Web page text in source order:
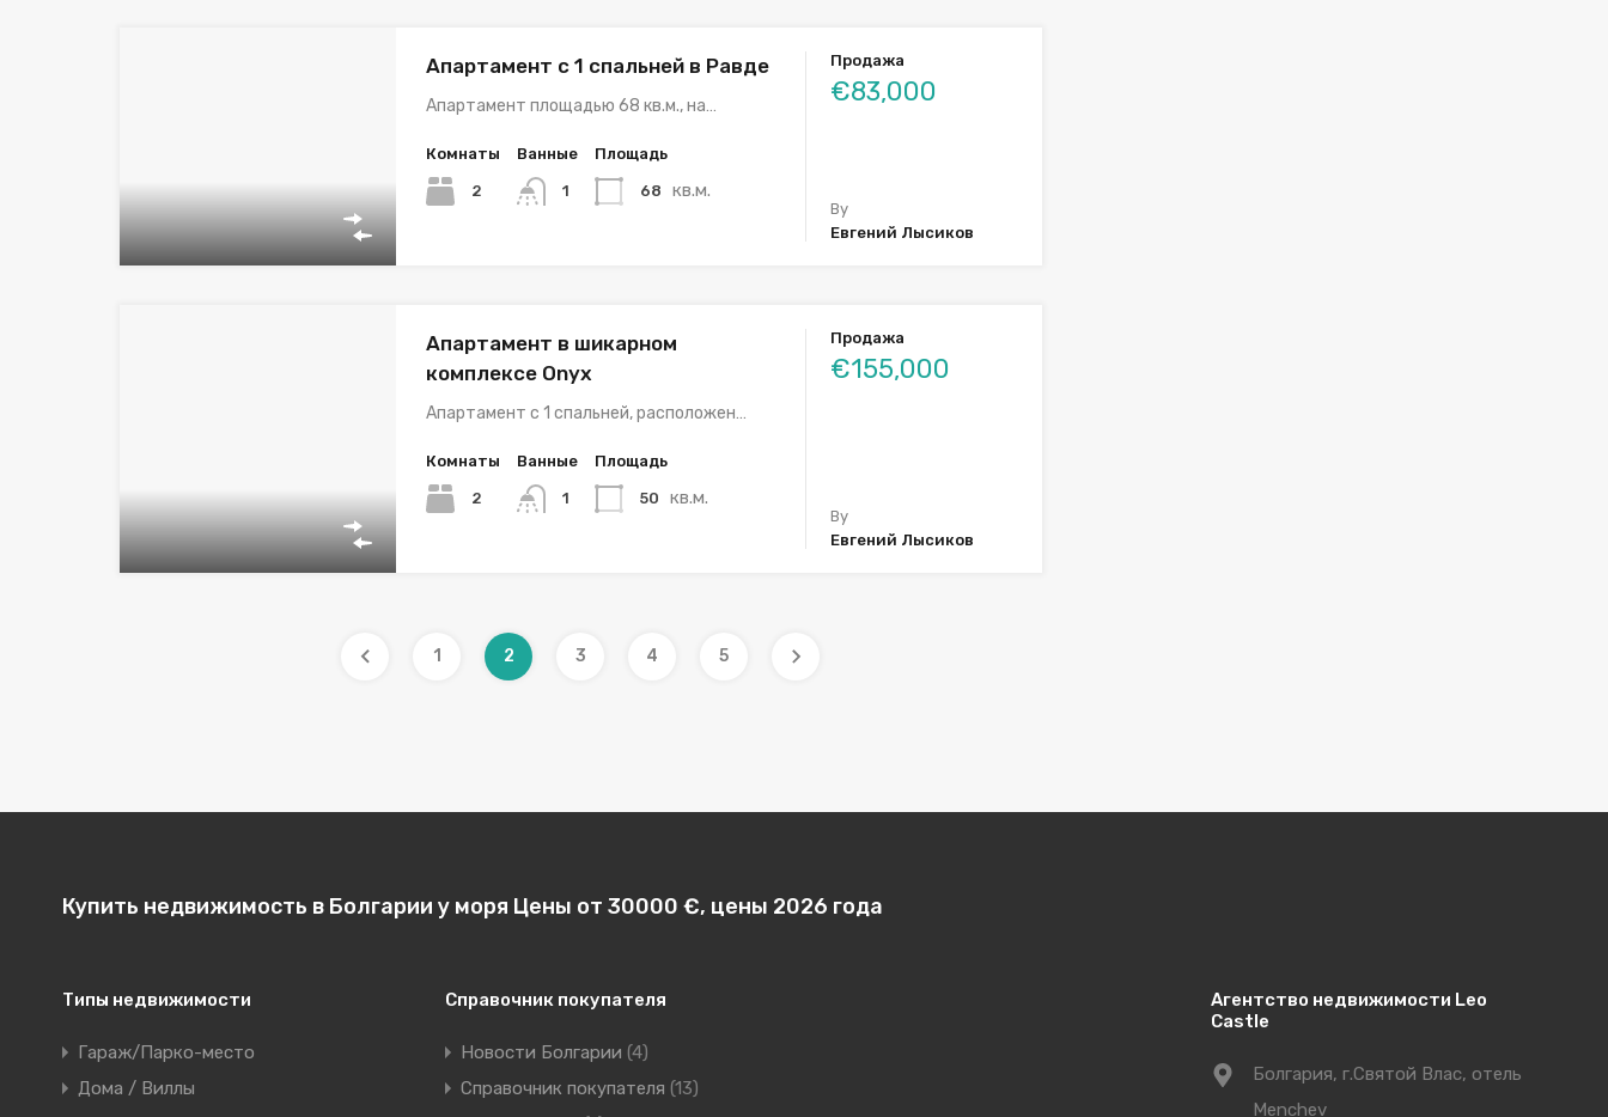
Апартамент с 1 спальней в Равде
Апартамент площадью 68 кв.м., на…
Комнаты
2
Ванные
1
Площадь
68 кв.м.
Продажа
€83,000
By
Евгений Лысиков
Апартамент в шикарном
комплексе Onyx
Апартамент с 1 спальней, расположен…
Комнаты
2
Ванные
1
Площадь
50 кв.м.
Продажа
€155,000
By
Евгений Лысиков
1 2 3 4 5
Купить недвижимость в Болгарии у моря Цены от 30000 €, цены 2026 года
Типы недвижимости
Гараж/Парко-место
Дома / Виллы
Справочник покупателя
Новости Болгарии (4)
Справочник покупателя (13)
Агентство недвижимости Leo
Castle
Болгария, г.Святой Влас, отель
Menchev